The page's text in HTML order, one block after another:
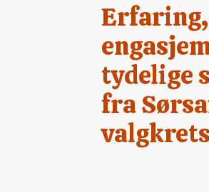
Erfaring,
tydelige
fra
valgkrets